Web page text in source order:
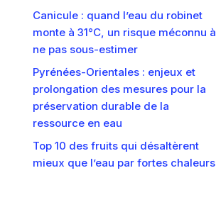
Canicule : quand l’eau du robinet
monte à 31°C, un risque méconnu à
ne pas sous-estimer
Pyrénées-Orientales : enjeux et
prolongation des mesures pour la
préservation durable de la
ressource en eau
Top 10 des fruits qui désaltèrent
mieux que l’eau par fortes chaleurs